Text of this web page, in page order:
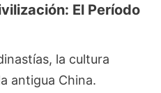
El Período
la cultura
antigua China.